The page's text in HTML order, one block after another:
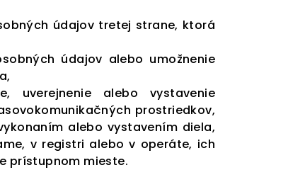
údajov tretej strane, ktorá
údajov alebo umožnenie
uverejnenie alebo vystavenie
prostriedkov,
alebo vystavením diela,
v registri alebo v operáte, ich
prístupnom mieste.